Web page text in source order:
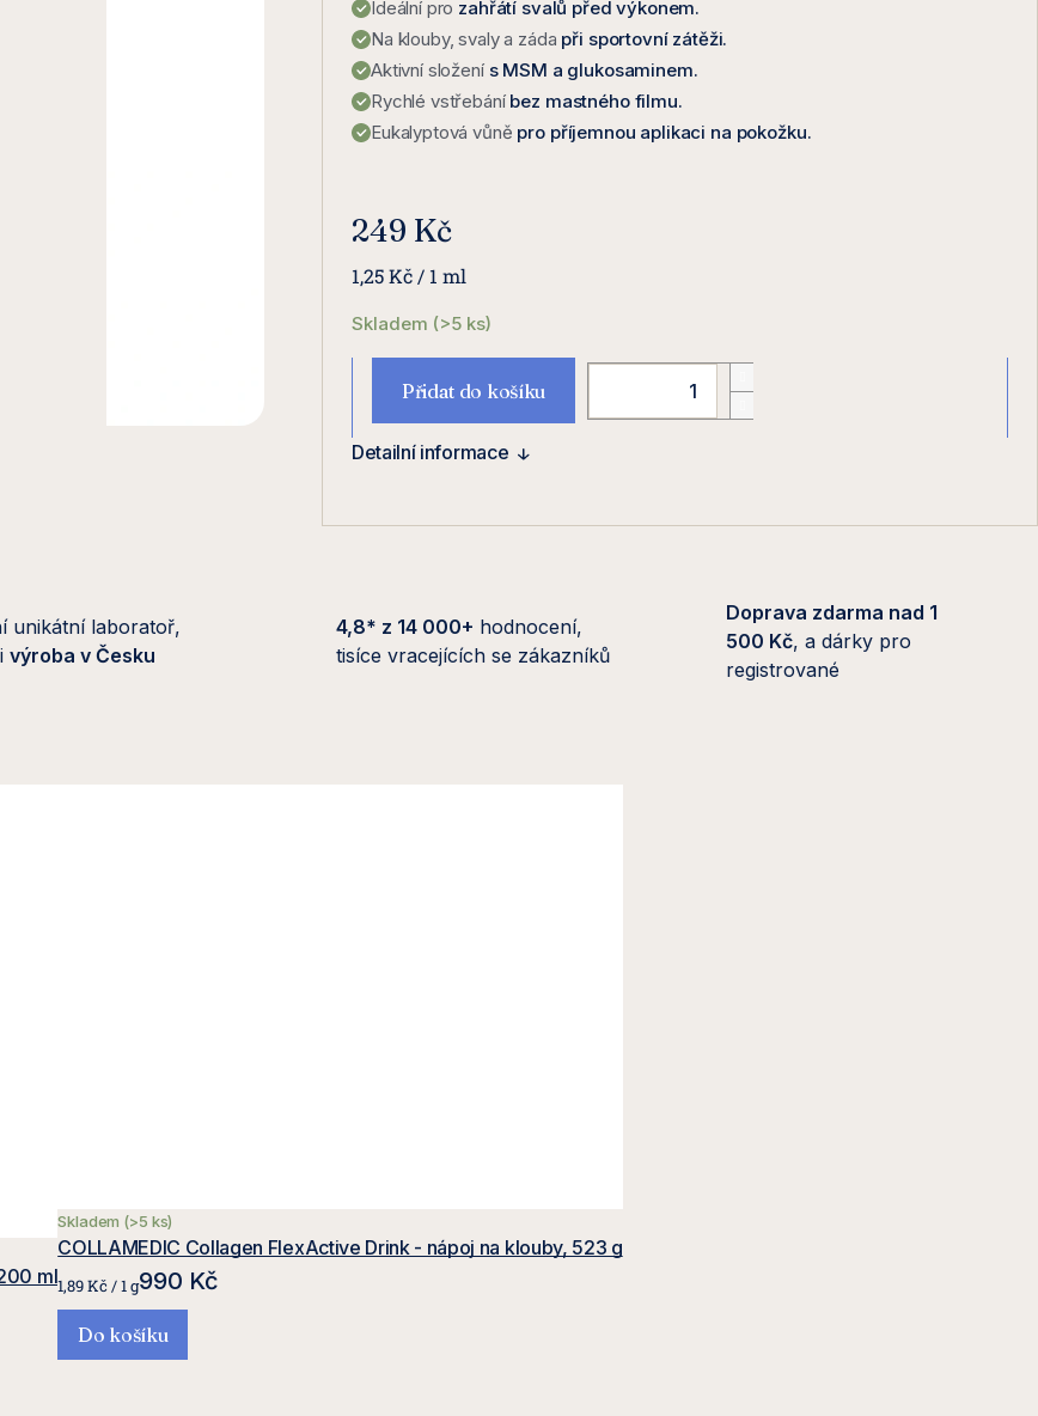
249 Kč
Měrná
1,25 Kč / 1 ml
Skladem (>5 ks)
Přidat do košíku
Ideální pro zahřátí svalů před výkonem.
Na klouby, svaly a záda při sportovní zátěži.
Aktivní složení s MSM a glukosaminem.
Rychlé vstřebání bez mastného filmu.
Eukalyptová vůně pro příjemnou aplikaci na pokožku.
Detailní informace
unikátní laboratoř,
výroba v Česku
4,8* z 14 000+ hodnocení,
tisíce vracejících se zákazníků
Doprava zdarma nad 1
500 Kč, a dárky pro
registrované
a svaly, 200 ml
COLLAMEDIC Collagen FlexActive Drink - nápoj na klouby, 523 g
Skladem (>5 ks)
990 Kč
Měrná
cena:
1,89 Kč / 1 g
Do košíku